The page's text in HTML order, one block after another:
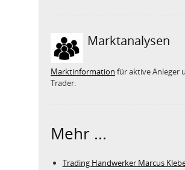
Marktanalysen
Marktinformation für aktive Anleger
Trader.
Mehr ...
Trading Handwerker Marcus